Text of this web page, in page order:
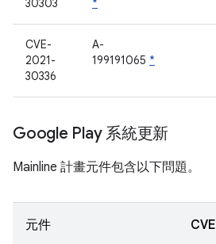
30303
*
CVE-
2021-
30336
A-
199191065 *
Google Play 系統更新
Mainline 計畫元件包含以下問題。
元件 CVE